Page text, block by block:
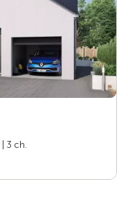
| 3 ch.